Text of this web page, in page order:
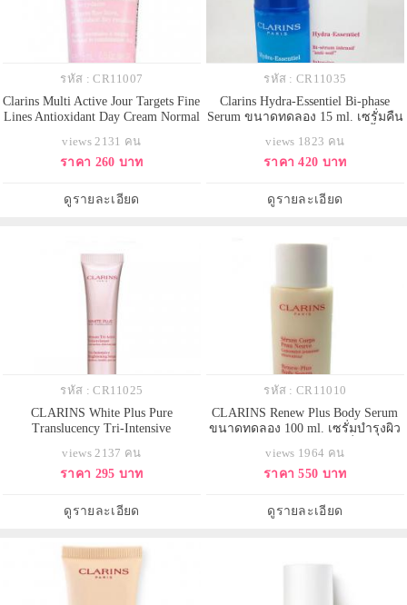
รหัส : CR11007
Clarins Multi Active Jour Targets Fine
Lines Antioxidant Day Cream Normal
ครีมลดเลือนริ้วรอยสำหรับตอนเช้า
สำหรับผิวธรรมดา-ผิวแห้ง ช่วย
บางเบา ซึมซาบไว สบายผิว ให้ผิวได้
รับการผ่อนคลายจาก
views 2131 คน
ราคา 260 บาท
ดูรายละเอียด
รหัส : CR11035
Clarins Hydra-Essentiel Bi-phase
Serum ขนาดทดลอง 15 ml. เซรั่มคืน
views 1823 คน
ราคา 420 บาท
ดูรายละเอียด
รหัส : CR11025
CLARINS White Plus Pure
Translucency Tri-Intensive
10ml. เซรั่มบำรุงผิวหน้าล้ำหน้าที่สุด
กับนวัตกรรมการดูแลที่ช่วยให้ผิวใส
เนียน ไร้ร่องรอย เปล่งปลั่งอมชมพู
อย่างมีสุขภาพดี
views 2137 คน
ราคา 295 บาท
ดูรายละเอียด
รหัส : CR11010
CLARINS Renew Plus Body Serum
ขนาดทดลอง 100 ml. เซรั่มบำรุงผิว
เซลล์ผิว เผยผิวเนียนกระจ่างใสของ
ผิวเกิดใหม่ Clarins Renew-Plus Body
ส่วนผสมจาด Pre-Ratinal วิตามิน A
บริสุทธิ์ พร้อมข
views 1964 คน
ราคา 550 บาท
ดูรายละเอียด